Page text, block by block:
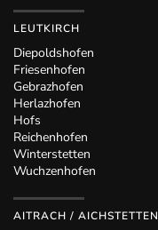
LEUTKIRCH
Diepoldshofen
Friesenhofen
Gebrazhofen
Herlazhofen
Hofs
Reichenhofen
Winterstetten
Wuchzenhofen
AITRACH / AICHSTETTEN